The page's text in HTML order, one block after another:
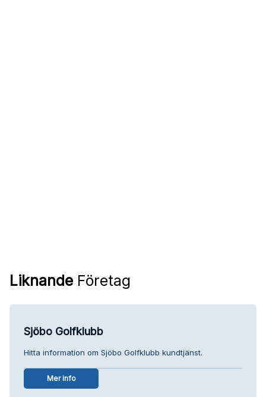
Liknande Företag
Sjöbo Golfklubb
Hitta information om Sjöbo Golfklubb kundtjänst.
Mer info